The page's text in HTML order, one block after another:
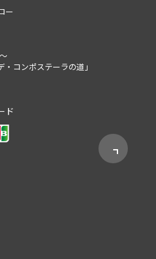
ー
・コンポステーラの道」
ド